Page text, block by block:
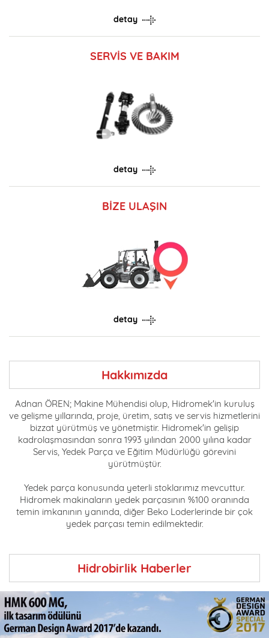
detay
SERVİS VE BAKIM
detay
BİZE ULAŞIN
detay
Hakkımızda
Adnan ÖREN; Makine Mühendisi olup, Hidromek'in kuruluş
ve gelişme yıllarında, proje, üretim, satış ve servis hizmetlerini
bizzat yürütmüş ve yönetmiştir. Hidromek'in gelişip
kadrolaşmasından sonra 1993 yılından 2000 yılına kadar
Servis, Yedek Parça ve Eğitim Müdürlüğü görevini
yürütmüştür.
Yedek parça konusunda yeterli stoklarımız mevcuttur.
Hidromek makinaların yedek parçasının %100 oranında
temin imkanının yanında, diğer Beko Loderlerinde bir çok
yedek parçası temin edilmektedir.
Hidrobirlik Haberler